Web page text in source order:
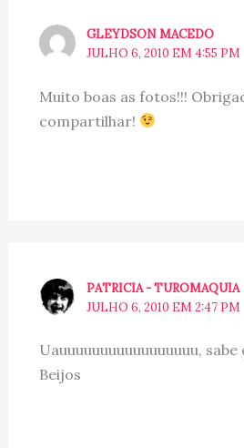
GLEYDSON MACEDO
JULHO 6, 2010 EM 4:55 PM
Muito boas as fotos!!!
compartilhar!
PATRICIA - TUROMAQUIA
JULHO 6, 2010 EM 2:47 PM
Uauuuuuuuuuuuuuuuuu,
Beijos